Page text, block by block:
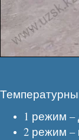
1 режим –
2 режим –